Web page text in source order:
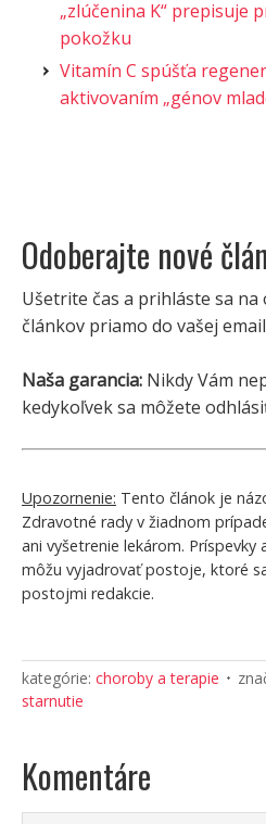
„zlúčenina K“ prepisuje
pokožku
Vitamín C spúšťa
aktivovaním „génov
Odoberajte nové
Ušetrite čas a prihláste sa
článkov priamo do vašej
Naša garancia: Nikdy Vám
kedykoľvek sa môžete
Upozornenie: Tento článok je
Zdravotné rady v žiadnom
ani vyšetrenie lekárom.
môžu vyjadrovať postoje, ktoré
postojmi redakcie.
kategórie: choroby a terapie
starnutie
Komentáre